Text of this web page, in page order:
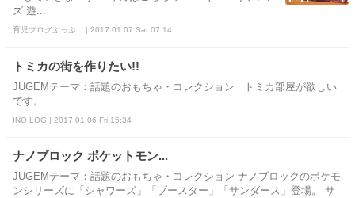
ズ 遊...
育児ブログぷっぷ... | 2017.01.07 Sat 07:14
トミカの街を作りたい!!
JUGEMテーマ：話題のおもちゃ・コレクション トミカ部屋が欲しい
です。
INO LOG | 2017.01.06 Fri 15:34
ナノブロック ポケットモン...
JUGEMテーマ：話題のおもちゃ・コレクション ナノブロックのポケモ
ンシリーズに「シャワーズ」「ブースター」「サンダース」登場。 サ